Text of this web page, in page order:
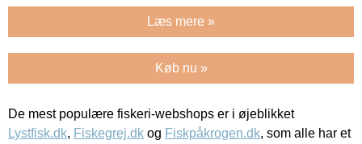
Læs mere »
Køb nu »
De mest populære fiskeri-webshops er i øjeblikket
Lystfisk.dk, Fiskegrej.dk og Fiskpåkrogen.dk, som alle har et